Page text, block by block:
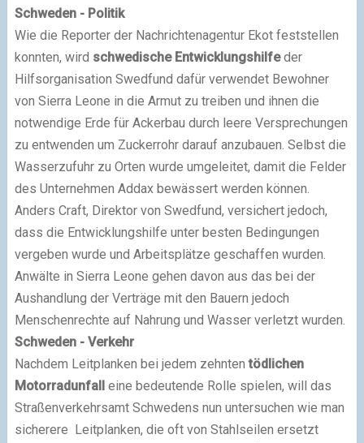
Schweden - Politik
Wie die Reporter der Nachrichtenagentur Ekot feststellen
konnten, wird schwedische Entwicklungshilfeder
Hilfsorganisation Swedfund dafür verwendet Bewohner
von Sierra Leone in die Armut zu treiben und ihnen die
notwendige Erde für Ackerbau durch leere Versprechungen
zu entwenden um Zuckerrohr darauf anzubauen. Selbst die
Wasserzufuhr zu Orten wurde umgeleitet, damit die Felder
des Unternehmen Addax bewässert werden können.
Anders Craft, Direktor von Swedfund, versichert jedoch,
dass die Entwicklungshilfe unter besten Bedingungen
vergeben wurde und Arbeitsplätze geschaffen wurden.
Anwälte in Sierra Leone gehen davon aus das bei der
Aushandlung der Verträge mit den Bauern jedoch
Menschenrechte auf Nahrung und Wasser verletzt wurden.
Schweden - Verkehr
Nachdem Leitplanken bei jedem zehntentödlichen
Motorradunfalleine bedeutende Rolle spielen, will das
Straßenverkehrsamt Schwedens nun untersuchen wie man
sicherere Leitplanken, die oft von Stahlseilen ersetzt